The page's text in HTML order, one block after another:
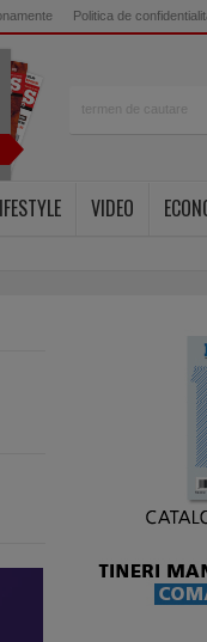
Politica de
VIDEO